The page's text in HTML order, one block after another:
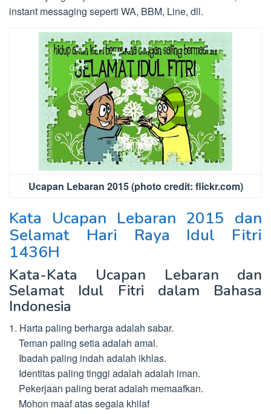
instant messaging seperti WA, BBM, Line, dll.
Ucapan Lebaran 2015 (photo credit: flickr.com)
Kata Ucapan Lebaran 2015 dan
Selamat Hari Raya Idul Fitri
1436H
Kata-Kata Ucapan Lebaran dan
Selamat Idul Fitri dalam Bahasa
Indonesia
1. Harta paling berharga adalah sabar.
Teman paling setia adalah amal.
Ibadah paling indah adalah ikhlas.
Identitas paling tinggi adalah adalah iman.
Pekerjaan paling berat adalah memaafkan.
Mohon maaf atas segala khilaf